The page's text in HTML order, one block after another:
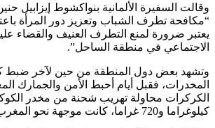
وقالت السفيرة الألمانية بنواكشوط إيزابيل
“مكافحة تطرف الشباب وتعزيز دور المرأة
يعتبر ضرورة لمنع التطرف العنيف والقضاء
الاجتماعي في منطقة الساحل”.
وتشهد بعض دول المنطقة من حين لآخر ضبط
المخدرات، فقبل أيام أحبط الأمن والجمارك
كيلوغراما و720 غراما، كانت موجهة نحو المغرب انطلاقا من الخارج.